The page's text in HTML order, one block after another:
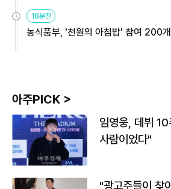
원
18분전
농식품부, '천원의 아침밥' 참여 200
아주PICK >
임영웅, 데뷔
사람이었다"
"광고주들이 찾